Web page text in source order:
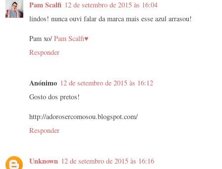
Pam Scalfi 12 de setembro de 2015 às 16:04
lindos! nunca ouvi falar da marca mais esse azul arrasou!
Pam xo/ Pam Scalfi♥
Responder
Anónimo 12 de setembro de 2015 às 16:12
Gosto dos pretos!
http://adorosercomosou.blogspot.com/
Responder
Unknown 12 de setembro de 2015 às 16:16